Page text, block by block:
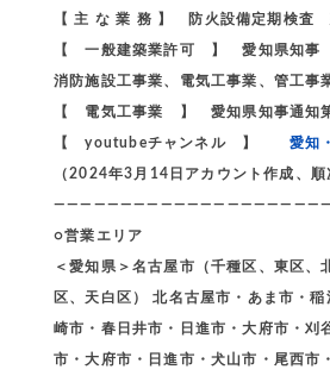
【 主 な 業 務 】 防火設備定期検査
【 一般建築業許可 】 愛知県知
消防施設工事業、電気工事業、管工事
【 電気工事業 】 愛知県知事通知
【 youtubeチャンネル 】 愛知
（2024年3月14日アカウント作成、順
○営業エリア
＜愛知県＞名古屋市（千種区、東区
区、天白区） 北名古屋市・あま市・
崎市・春日井市・日進市・大府市・刈
市・大府市・日進市・犬山市・尾西市